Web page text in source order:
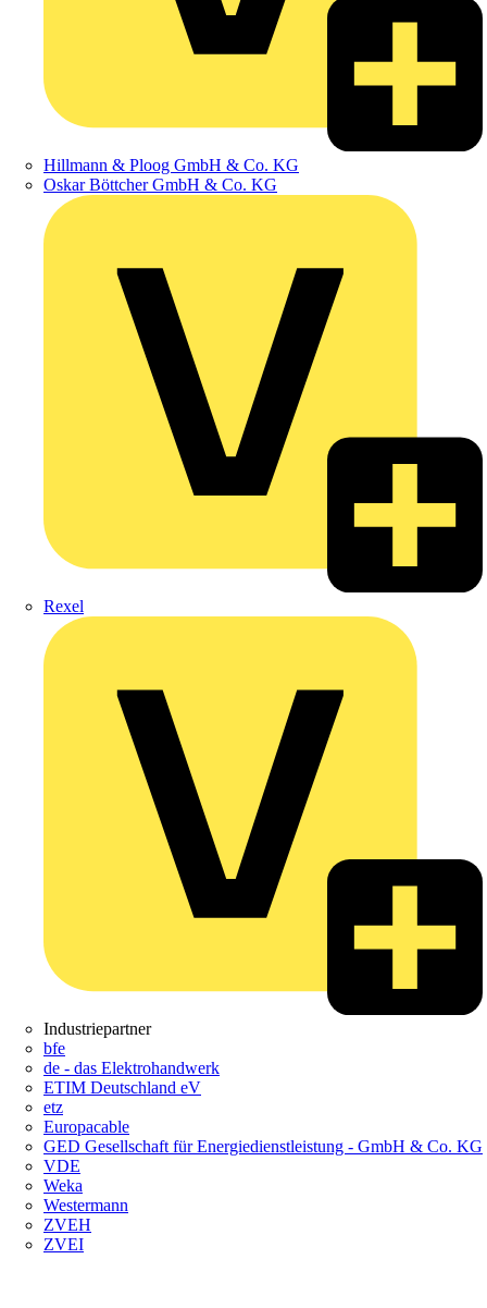
Hillmann & Ploog GmbH & Co. KG
Oskar Böttcher GmbH & Co. KG
Rexel
Industriepartner
bfe
de - das Elektrohandwerk
ETIM Deutschland eV
etz
Europacable
GED Gesellschaft für Energiedienstleistung - GmbH & Co. KG
VDE
Weka
Westermann
ZVEH
ZVEI